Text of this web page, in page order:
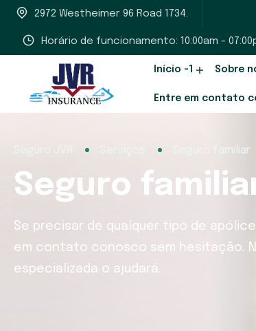
2972 Westheimer 96 Road 1734.
Horário de funcionamento: 10:00am -
Início -1 Sobre
Entre em contato
Seguro familiar
Seguro
Se precisar de qualquer tipo de
em contato conosco sem hesitação.
especializada o ajudará.